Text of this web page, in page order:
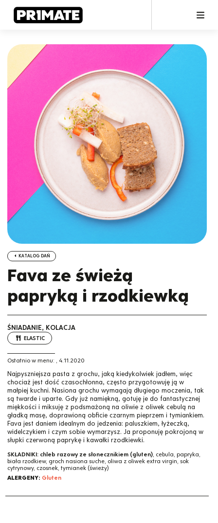
KATALOG DAŃ
Fava ze świeżą
papryką i rzodkiewką
ŚNIADANIE, KOLACJA
ELASTIC
Ostatnio w menu: , 4.11.2020
Najpyszniejsza pasta z grochu, jaką kiedykolwiek jadłem, więc
chociaż jest dość czasochłonna, często przygotowuję ją w
małpiej kuchni. Nasiona grochu wymagają długiego moczenia, tak
są twarde i uparte. Gdy już namiękną, gotuję je do fantastycznej
miękkości i miksuję z podsmażoną na oliwie z oliwek cebulą na
gładką masę, doprawioną obficie czarnym pieprzem i tymiankiem.
Fava jest daniem idealnym do jedzenia: paluszkiem, łyżeczką,
widelczykiem i czym sobie wymarzysz. Ja proponuję pokrojoną w
słupki czerwoną paprykę i kawałki rzodkiewki.
SKŁADNIKI: chleb razowy ze słonecznikiem (gluten), cebula, papryka,
biała rzodkiew, groch nasiona suche, oliwa z oliwek extra virgin, sok
cytrynowy, czosnek, tymianek (świeży)
ALERGENY: Gluten